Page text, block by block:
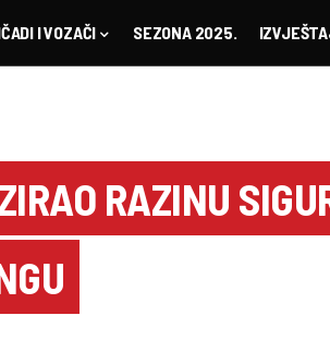
I VOZAČI SEZONA 2025.
RAZINU